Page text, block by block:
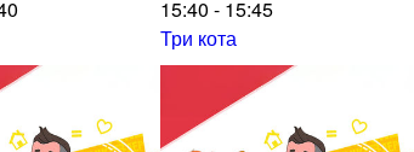
15:40 - 15:45
Три кота